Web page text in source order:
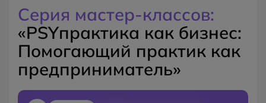
Серия мастер-классов:
«PSYпрактика как бизнес:
Помогающий практик как
предприниматель»